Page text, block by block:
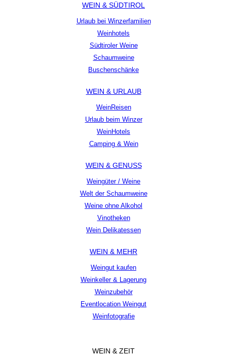
WEIN & SÜDTIROL
Urlaub bei Winzerfamilien
Weinhotels
Südtiroler Weine
Schaumweine
Buschenschänke
WEIN & URLAUB
WeinReisen
Urlaub beim Winzer
WeinHotels
Camping & Wein
WEIN & GENUSS
Weingüter / Weine
Welt der Schaumweine
Weine ohne Alkohol
Vinotheken
Wein Delikatessen
WEIN & MEHR
Weingut kaufen
Weinkeller & Lagerung
Weinzubehör
Eventlocation Weingut
Weinfotografie
WEIN & ZEIT